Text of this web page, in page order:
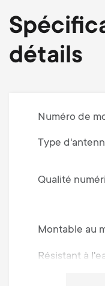
détails
Numéro de
Type
Qualité
Montable au
Résistant à